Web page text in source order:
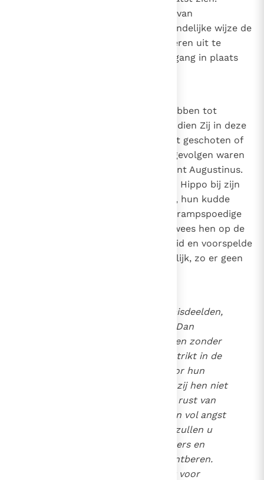
Bovenal geldt dit de hinderlagen van
kwaadwillenden, die op een schandelijke wijze de
situatie van de emigranten proberen uit te
buiten tot hun geestelijke ondergang in plaats
Hoe zouden Wij geen redenen hebben tot
ernstige bezorgdheid en vrees, indien Zij in deze
evangelische taak zou zijn te kort geschoten of
alsnog zou te kort schieten! De gevolgen waren
nog heillozer dan ten tijde van Sint Augustinus.
In zijn tijd drong de Bisschop van Hippo bij zijn
priesters 'er voortdurend op aan, hun kudde
toch niet onder de druk van een rampspoedige
tijd zonder herders te laten. Hij wees hen op de
grote zegen van hun aanwezigheid en voorspelde
de ergste rampen als onvermijdelijk, zo er geen
"Wat een ramp voor deze misdeelden,
als de priesters ontbreken. Dan
moeten zij de wereld verlaten zonder
herboren te zijn of nog verstrikt in de
zonde. En wat een rouw voor hun
gelovigen, nu zij weten, dat zij hen niet
bij zich zullen hebben in de rust van
het eeuwige leven. Allen zien vol angst
naar u uit, doch sommigen zullen u
vervloeken, omdat zij priesters en
priesterlijke hulp moeten ontberen.
Ziet eens, waartoe de angst voor